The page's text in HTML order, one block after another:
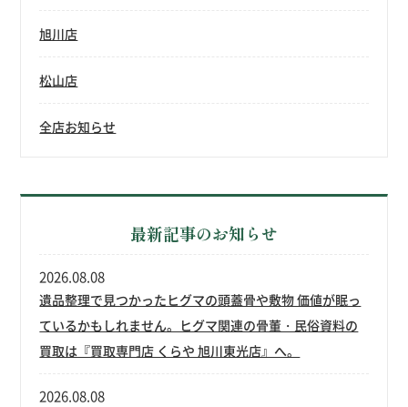
旭川店
松山店
全店お知らせ
最新記事のお知らせ
遺品整理で見つかったヒグマの頭蓋骨や敷物 価値が眠っ
ているかもしれません。ヒグマ関連の骨董・民俗資料の
買取は『買取専門店 くらや 旭川東光店』へ。
2026.08.08
2026.08.08